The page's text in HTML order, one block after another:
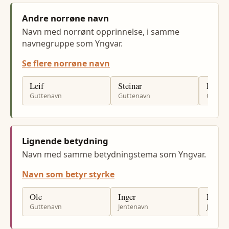
Andre norrøne navn
Navn med norrønt opprinnelse, i samme
navnegruppe som Yngvar.
Se flere norrøne navn
Leif
Guttenavn
Steinar
Guttenavn
Einar
Lignende betydning
Navn med samme betydningstema som Yngvar.
Navn som betyr styrke
Ole
Guttenavn
Inger
Jentenavn
Hilde